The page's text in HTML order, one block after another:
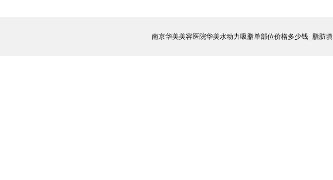
南京华美美容医院华美水动力吸脂单部位价格多少钱_脂肪